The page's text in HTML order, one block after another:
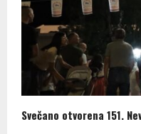
Svečano otvorena 151.